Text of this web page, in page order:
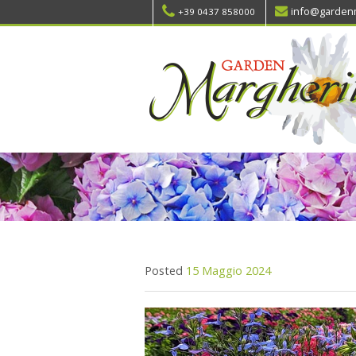
+39 0437 858000
Posted 15 Maggio 2024